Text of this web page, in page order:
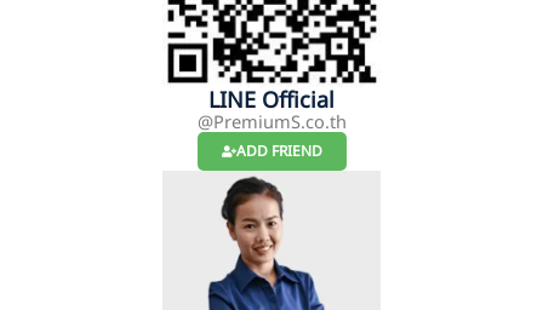
LINE Official
@PremiumS.co.th
ADD FRIEND